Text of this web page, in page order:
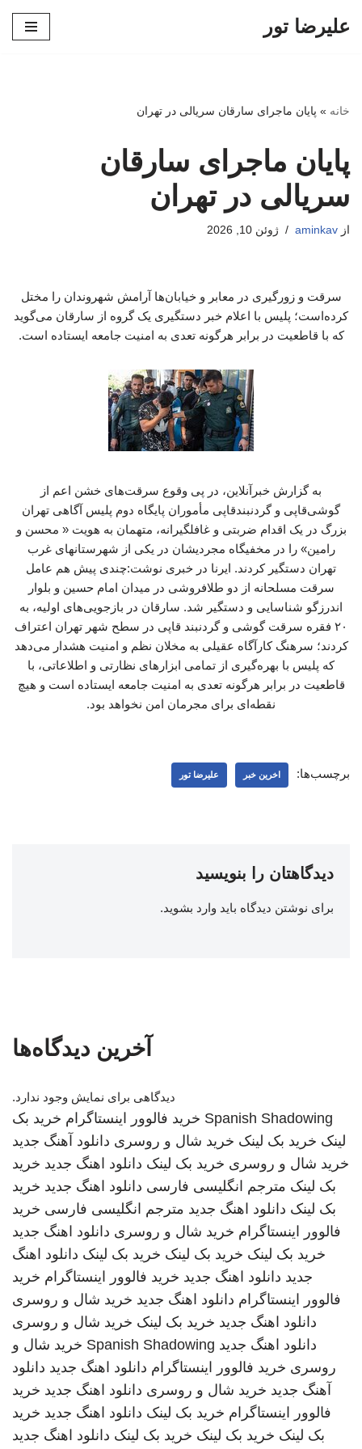
علیرضا تور
خانه » پایان ماجرای سارقان سریالی در تهران
پایان ماجرای سارقان
سریالی در تهران
از aminkav ژوئن 10, 2026
سرقت و زورگیری در معابر و خیابان‌ها آرامش شهروندان را مختل
کرده‌است؛ پلیس با اعلام خبر دستگیری یک گروه از سارقان می‌گوید
که با قاطعیت در برابر هرگونه تعدی به امنیت جامعه ایستاده است.
به گزارش خبرآنلاین، در پی وقوع سرقت‌های خشن اعم از
گوشی‌قاپی و گردنبندقاپی مأموران پایگاه دوم پلیس آگاهی تهران
بزرگ در یک اقدام ضربتی و غافلگیرانه، متهمان به هویت « محسن و
رامین» را در مخفیگاه مجردیشان در یکی از شهرستانهای غرب
تهران دستگیر کردند. ایرنا در خبری نوشت:چندی پیش هم عامل
سرقت مسلحانه از دو طلافروشی در میدان امام حسین و بلوار
اندرزگو شناسایی و دستگیر شد. سارقان در بازجویی‌های اولیه، به
۲۰ فقره سرقت گوشی و گردنبند قاپی در سطح شهر تهران اعتراف
کردند؛ سرهنگ کارآگاه عقیلی به مخلان نظم و امنیت هشدار می‌دهد
که پلیس با بهره‌گیری از تمامی ابزارهای نظارتی و اطلاعاتی، با
قاطعیت در برابر هرگونه تعدی به امنیت جامعه ایستاده است و هیچ
نقطه‌ای برای مجرمان امن نخواهد بود.
برچسب‌ها: اخرین خبر علیرضا تور
دیدگاهتان را بنویسید
برای نوشتن دیدگاه باید وارد بشوید.
آخرین دیدگاه‌ها
دیدگاهی برای نمایش وجود ندارد.
Spanish Shadowing خرید فالوور اینستاگرام خرید بک
لینک خرید بک لینک خرید شال و روسری دانلود آهنگ جدید
خرید شال و روسری خرید بک لینک دانلود اهنگ جدید خرید
بک لینک مترجم انگلیسی فارسی دانلود اهنگ جدید خرید
بک لینک دانلود اهنگ جدید مترجم انگلیسی فارسی خرید
فالوور اینستاگرام خرید شال و روسری دانلود اهنگ جدید
خرید بک لینک خرید بک لینک خرید بک لینک دانلود اهنگ
جدید دانلود اهنگ جدید خرید فالوور اینستاگرام خرید
فالوور اینستاگرام دانلود اهنگ جدید خرید شال و روسری
دانلود اهنگ جدید خرید بک لینک خرید شال و روسری
دانلود اهنگ جدید Spanish Shadowing خرید شال و
روسری خرید فالوور اینستاگرام دانلود اهنگ جدید دانلود
آهنگ جدید خرید شال و روسری دانلود اهنگ جدید خرید
فالوور اینستاگرام خرید بک لینک دانلود اهنگ جدید خرید
بک لینک خرید بک لینک خرید بک لینک دانلود اهنگ جدید